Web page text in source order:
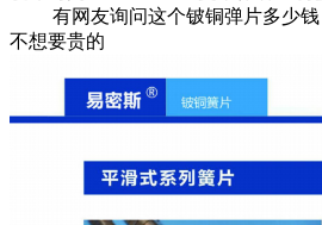
有网友询问这个铍铜弹片多少钱，
不想要贵的